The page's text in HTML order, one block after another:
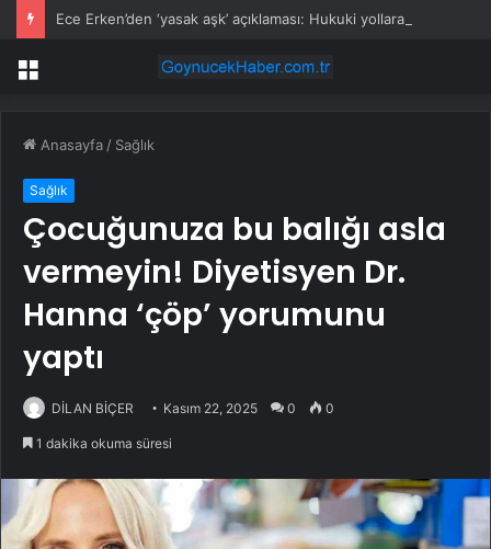
Menü
Anasayfa / Sağlık
Sağlık
Çocuğunuza bu balığı asla
vermeyin! Diyetisyen Dr.
Hanna ‘çöp’ yorumunu
yaptı
DİLAN BİÇER Kasım 22, 2025 0 0
1 dakika okuma süresi